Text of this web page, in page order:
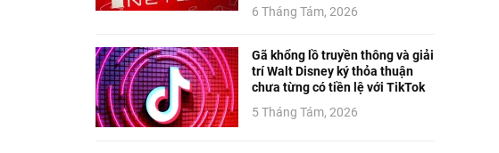
6 Tháng Tám, 2026
Gã khổng lồ truyền thông và giải
trí Walt Disney ký thỏa thuận
chưa từng có tiền lệ với TikTok
5 Tháng Tám, 2026